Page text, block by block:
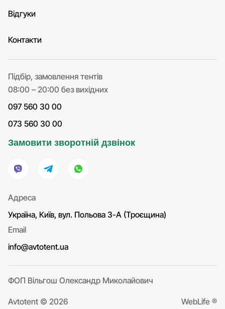
Відгуки
Контакти
Підбір, замовлення тентів
08:00 – 20:00 без вихідних
097 560 30 00
073 560 30 00
Замовити зворотній дзвінок
Адреса
Україна, Київ, вул. Польова 3-А (Троєщина)
Email
info@avtotent.ua
Avtotent © 2026
ФОП Вільгош Олександр Миколайович
WebLife ®